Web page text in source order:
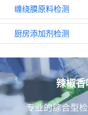
缠绕膜原料检测
厨房添加剂检测
辣椒
专业的综合型